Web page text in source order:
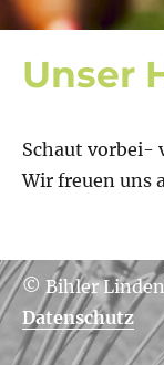
Bihler
Unser
Schaut vorbei-
Wir freuen uns
© Bihler
Datenschutz